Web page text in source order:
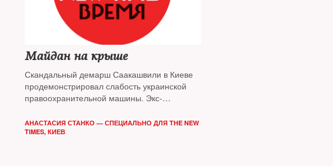
Майдан на крыше
Скандальный демарш Саакашвили в Киеве
продемонстрировал слабость украинской
правоохранительной машины. Экс-
палаточном лагере и добиваться отставки
Порошенко
АНАСТАСИЯ СТАНКО — СПЕЦИАЛЬНО ДЛЯ THE NEW
TIMES, КИЕВ